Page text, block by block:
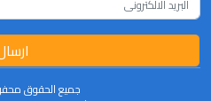
جميع الحقوق